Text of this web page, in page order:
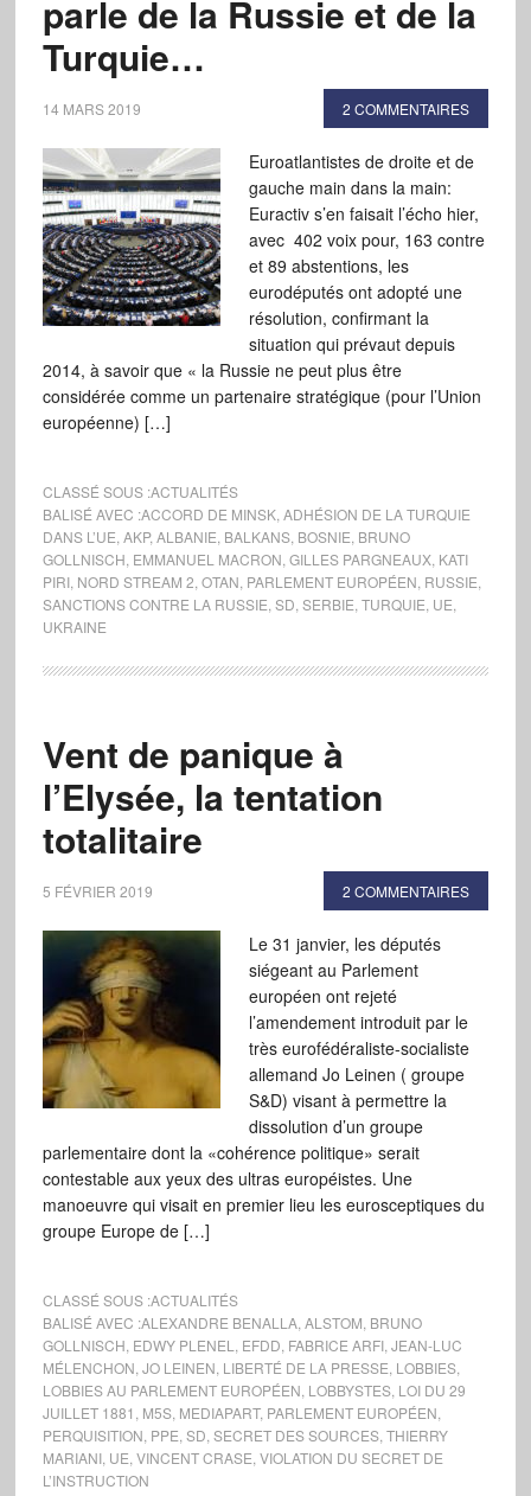
parle de la Russie et de la
Turquie…
14 MARS 2019 2 COMMENTAIRES
Euroatlantistes de droite et de
gauche main dans la main:
Euractiv s’en faisait l’écho hier,
avec 402 voix pour, 163 contre
et 89 abstentions, les
eurodéputés ont adopté une
résolution, confirmant la
situation qui prévaut depuis
2014, à savoir que « la Russie ne peut plus être
considérée comme un partenaire stratégique (pour l’Union
européenne) […]
CLASSÉ SOUS :ACTUALITÉS
BALISÉ AVEC :ACCORD DE MINSK, ADHÉSION DE LA TURQUIE
DANS L’UE AKP, ALBANIE BALKANS, BOSNIE BRUNO
GOLLNISCH EMMANUEL MACRON GILLES PARGNEAUX, KATI
PIRI, NORD STREAM 2 OTAN PARLEMENT EUROPÉEN RUSSIE
SANCTIONS CONTRE LA RUSSIE SD SERBIE TURQUIE UE
UKRAINE
Vent de panique à
l’Elysée, la tentation
totalitaire
5 FÉVRIER 2019 2 COMMENTAIRES
Le 31 janvier, les députés
siégeant au Parlement
européen ont rejeté
l’amendement introduit par le
très eurofédéraliste-socialiste
allemand Jo Leinen ( groupe
S&D) visant à permettre la
dissolution d’un groupe
parlementaire dont la «cohérence politique» serait
contestable aux yeux des ultras européistes. Une
manoeuvre qui visait en premier lieu les eurosceptiques du
groupe Europe de […]
CLASSÉ SOUS :ACTUALITÉS
BALISÉ AVEC :ALEXANDRE BENALLA, ALSTOM BRUNO
GOLLNISCH EDWY PLENEL EFDD FABRICE ARFI, JEAN-LUC
MÉLENCHON JO LEINEN LIBERTÉ DE LA PRESSE LOBBIES,
LOBBIES AU PARLEMENT EUROPÉEN LOBBYSTES, LOI DU 29
JUILLET 1881 M5S, MEDIAPART, PARLEMENT EUROPÉEN
PERQUISITION PPE SD SECRET DES SOURCES, THIERRY
MARIANI, UE VINCENT CRASE VIOLATION DU SECRET DE
L’INSTRUCTION